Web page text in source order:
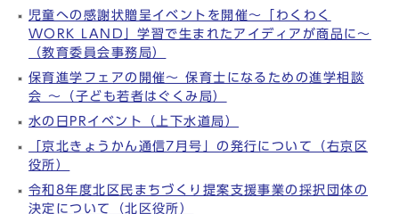
児童への感謝状贈呈イベントを開催～「わくわく
WORK LAND」学習で生まれたアイディアが商品に～
（教育委員会事務局）
保育進学フェアの開催～ 保育士になるための進学相談
会 ～（子ども若者はぐくみ局）
水の日PRイベント（上下水道局）
「京北きょうかん通信7月号」の発行について（右京区
役所）
令和8年度北区民まちづくり提案支援事業の採択団体の
決定について（北区役所）